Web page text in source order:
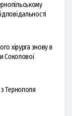
хірурга знову в
Соколової
Тернополя